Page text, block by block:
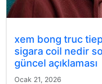
xem bong truc
sigara coil nedir
güncel açıklaması
Ocak 21, 2026